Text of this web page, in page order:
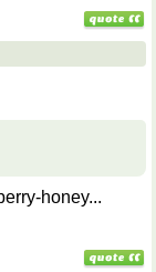
honey...